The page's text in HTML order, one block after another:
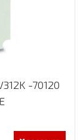
-70120